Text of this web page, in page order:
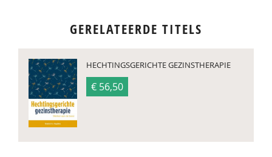
GERELATEERDE TITELS
HECHTINGSGERICHTE GEZINSTHERAPIE
€ 56,50